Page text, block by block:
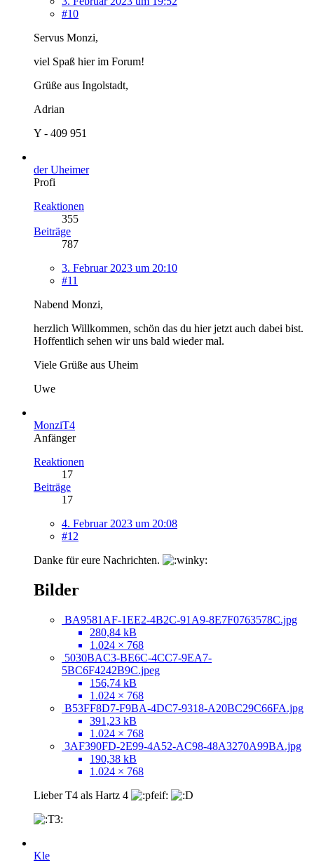
#10
Servus Monzi,
viel Spaß hier im Forum!
Grüße aus Ingolstadt,
Adrian
Y - 409 951
der Uheimer
Profi
Reaktionen
355
Beiträge
787
3. Februar 2023 um 20:10
#11
Nabend Monzi,
herzlich Willkommen, schön das du hier jetzt auch dabei bist.
Hoffentlich sehen wir uns bald wieder mal.
Viele Grüße aus Uheim
Uwe
MonziT4
Anfänger
Reaktionen
17
Beiträge
17
4. Februar 2023 um 20:08
#12
Danke für eure Nachrichten.
Bilder
BA9581AF-1EE2-4B2C-91A9-8E7F0763578C.jpg
280,84 kB
1.024 × 768
5030BAC3-BE6C-4CC7-9EA7-
5BC6F4242B9C.jpeg
156,74 kB
1.024 × 768
B53FF8D7-F9BA-4DC7-9318-A20BC29C66FA.jpg
391,23 kB
1.024 × 768
3AF390FD-2E99-4A52-AC98-48A3270A99BA.jpg
190,38 kB
1.024 × 768
Lieber T4 als Hartz 4
Kle